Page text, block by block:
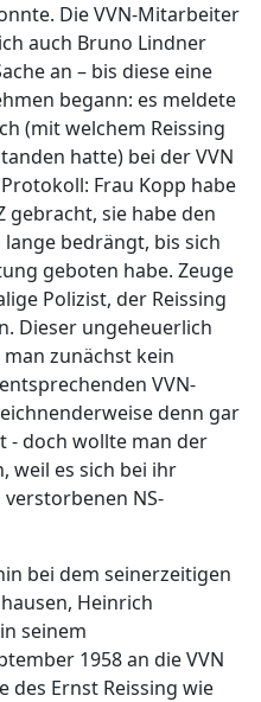
Die VVN-Mitarbeiter
auch Bruno Lindner
an – bis diese eine
begann: es meldete
(mit welchem Reissing
hatte) bei der VVN
Frau Kopp habe
gebracht, sie habe den
bedrängt, bis sich
geboten habe. Zeuge
Polizist, der Reissing
Dieser ungeheuerlich
zunächst kein
VVN-
denn gar
- doch wollte man der
weil es sich bei ihr
NS-
bei dem seinerzeitigen
Heinrich
seinem
1958 an die VVN
des Ernst Reissing wie